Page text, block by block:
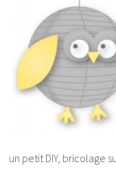
un petit DIY, bricolage